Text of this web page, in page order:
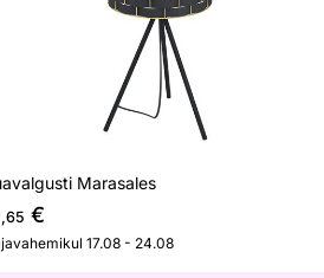
Marasales
,65 €
17.08 - 24.08